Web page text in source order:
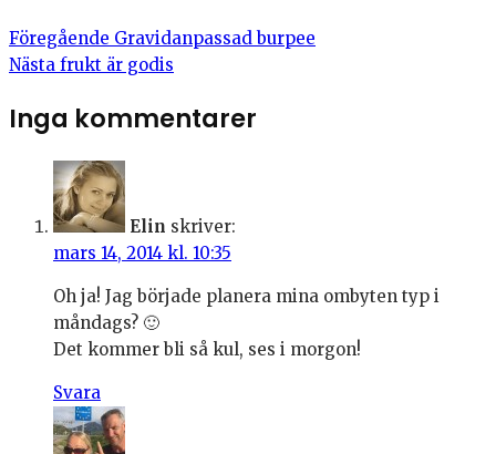
Föregående Gravidanpassad burpee
Nästa frukt är godis
Inga kommentarer
Elin skriver:
mars 14, 2014 kl. 10:35
Oh ja! Jag började planera mina ombyten typ i
måndags? 🙂
Det kommer bli så kul, ses i morgon!
Svara